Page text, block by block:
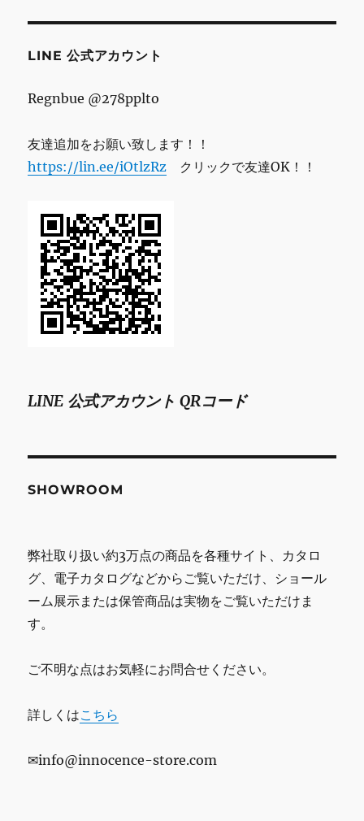
ス
LINE 公式アカウント
Regnbue @278pplto
友達追加をお願い致します！！
https://lin.ee/iOtlzRz クリックで友達OK！！
LINE 公式アカウント QRコード
SHOWROOM
弊社取り扱い約3万点の商品を各種サイト、カタロ
グ、電子カタログなどからご覧いただけ、ショール
ーム展示または保管商品は実物をご覧いただけま
す。
ご不明な点はお気軽にお問合せください。
詳しくはこちら
✉info@innocence-store.com